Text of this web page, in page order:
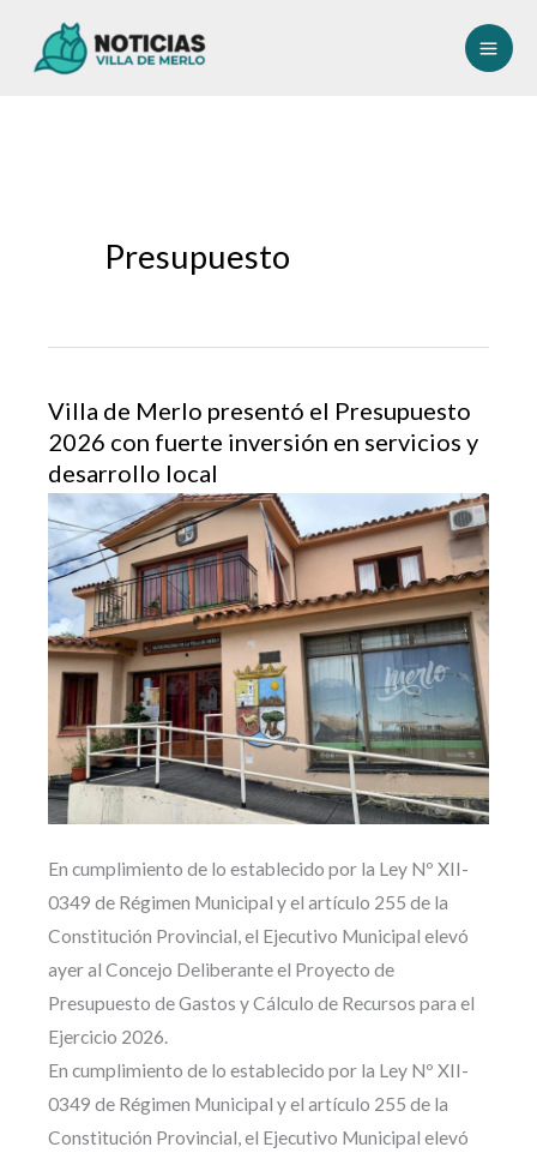
Presupuesto
Villa de Merlo presentó el Presupuesto
2026 con fuerte inversión en servicios y
desarrollo local
En cumplimiento de lo establecido por la Ley Nº XII-
0349 de Régimen Municipal y el artículo 255 de la
Constitución Provincial, el Ejecutivo Municipal elevó
ayer al Concejo Deliberante el Proyecto de
Presupuesto de Gastos y Cálculo de Recursos para el
Ejercicio 2026.
En cumplimiento de lo establecido por la Ley Nº XII-
0349 de Régimen Municipal y el artículo 255 de la
Constitución Provincial, el Ejecutivo Municipal elevó